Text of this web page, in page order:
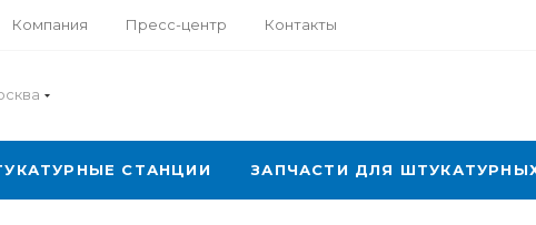
Компания Пресс-центр Контакты
СТАНЦИИ ЗАПЧАСТИ ДЛЯ